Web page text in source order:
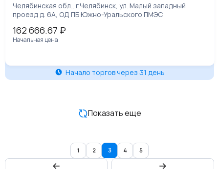
Челябинская обл., г.Челябинск, ул. Малый западный
проезд д. 6А, ОД ПБ Южно-Уральского ПМЭС
162 666.67 ₽
Начальная цена
Начало торгов через 31 день
Показать еще
1 2 3 4 5